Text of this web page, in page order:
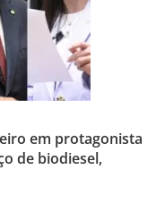
em protagonista
de biodiesel,